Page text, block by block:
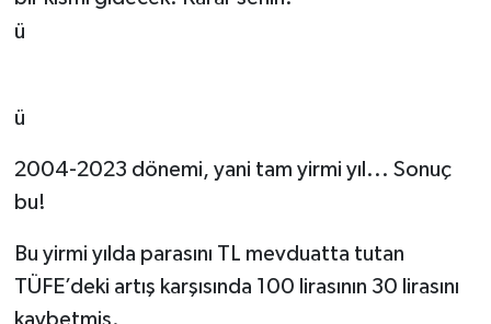
ü
ü
2004-2023 dönemi, yani tam yirmi yıl... Sonuç
bu!
Bu yirmi yılda parasını TL mevduatta tutan
TÜFE’deki artış karşısında 100 lirasının 30 lirasını
kaybetmiş.